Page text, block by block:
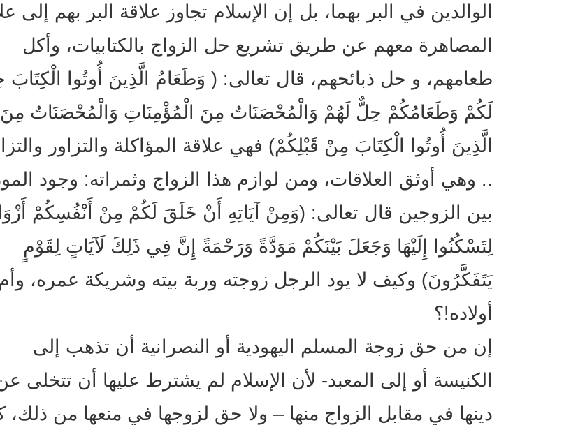
الوالدين في البر بهما، بل إن الإسلام تجاوز علاقة البر بهم إلى
المصاهرة معهم عن طريق تشريع حل الزواج بالكتابيات، وأكل
طعامهم، و حل ذبائحهم، قال تعالى: ( وَطَعَامُ الَّذِينَ أُوتُوا الْكِتَابَ
لَكُمْ وَطَعَامُكُمْ حِلٌّ لَهُمْ وَالْمُحْصَنَاتُ مِنَ الْمُؤْمِنَاتِ وَالْمُحْصَنَاتُ مِنَ
الَّذِينَ أُوتُوا الْكِتَابَ مِنْ قَبْلِكُمْ) فهي علاقة المؤاكلة والتزاور
.. وهي أوثق العلاقات، ومن لوازم هذا الزواج وثمراته: وجود
بين الزوجين قال تعالى: (وَمِنْ آيَاتِهِ أَنْ خَلَقَ لَكُمْ مِنْ أَنْفُسِكُمْ
لِتَسْكُنُوا إِلَيْهَا وَجَعَلَ بَيْنَكُمْ مَوَدَّةً وَرَحْمَةً إِنَّ فِي ذَلِكَ لَآيَاتٍ لِقَوْمٍ
يَتَفَكَّرُونَ) وكيف لا يود الرجل زوجته وربة بيته وشريكة عمره، وأم
أولاده!؟
إن من حق زوجة المسلم اليهودية أو النصرانية أن تذهب إلى
الكنيسة أو إلى المعبد- لأن الإسلام لم يشترط عليها أن تتخلى
دينها في مقابل الزواج منها – ولا حق لزوجها في منعها من ذلك،